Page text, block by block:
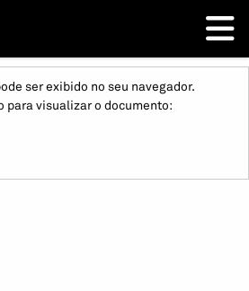
ser exibido no seu navegador.
para visualizar o documento: